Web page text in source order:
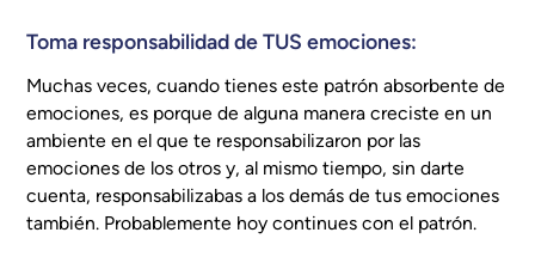
Toma responsabilidad de TUS emociones:
Muchas veces, cuando tienes este patrón absorbente de
emociones, es porque de alguna manera creciste en un
ambiente en el que te responsabilizaron por las
emociones de los otros y, al mismo tiempo, sin darte
cuenta, responsabilizabas a los demás de tus emociones
también. Probablemente hoy continues con el patrón.